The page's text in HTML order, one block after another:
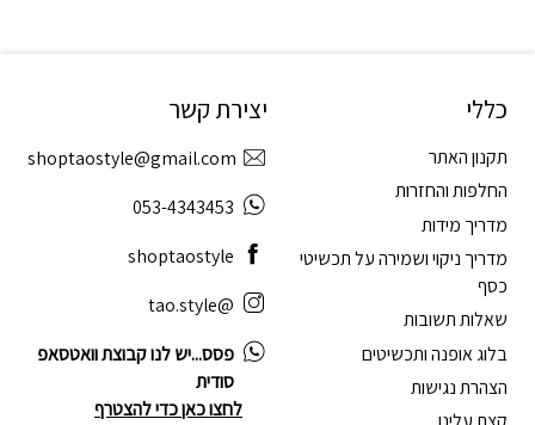
כללי
תקנון האתר
החלפות והחזרות
מדריך מידות
מדריך ניקוי ושמירה על תכשיטי
כסף
שאלות תשובות
בלוג אופנה ותכשיטים
הצהרת נגישות
יצירת קשר
shoptaostyle@gmail.com
053-4343453
shoptaostyle
@tao.style
פסס...יש לנו קבוצת וואטסאפ
סודית
לחצו כאן כדי להצטרף